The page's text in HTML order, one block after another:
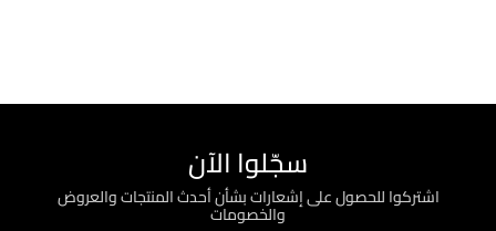
سجّلوا الآن
اشتركوا للحصول على إشعارات بشأن أحدث المنتجات والعروض
والخصومات